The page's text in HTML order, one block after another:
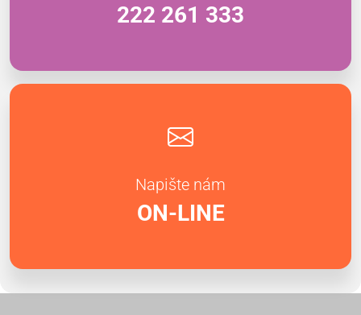
222 261 333
Napište nám
ON-LINE